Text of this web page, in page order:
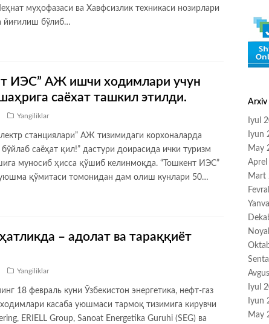
муҳофазаси ва Хавфсизлик техникаси нозирлари
йиғилиш бўлиб…
ИЭС” АЖ ишчи ходимлари учун
саёхат ташкил этилди.
Yangiliklar
станциялари” АЖ тизимидаги корхоналарда
бўйлаб саёҳат қил!” дастури доирасида ички туризм
муносиб ҳисса қўшиб келинмоқда. “Тошкент ИЭС”
қўмитаси томонидан дам олиш кунлари 50…
– адолат ва тараққиёт
Yangiliklar
18 февраль куни Ўзбекистон энергетика, нефт-газ
ходимлари касаба уюшмаси тармоқ тизимига кирувчи
ERIELL Group, Sanoat Energetika Guruhi (SEG) ва
Arxiv
Iyul
Iyun
May
Mart
Iyul
Iyun
May